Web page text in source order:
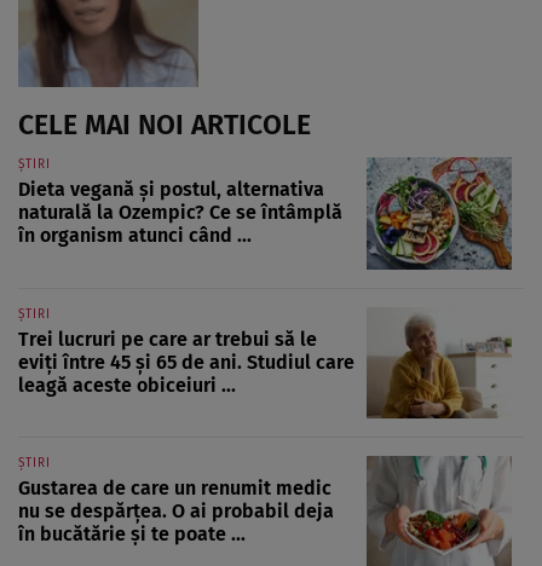
CELE MAI NOI ARTICOLE
ȘTIRI
Dieta vegană și postul, alternativa
naturală la Ozempic? Ce se întâmplă
în organism atunci când ...
ȘTIRI
Trei lucruri pe care ar trebui să le
eviți între 45 și 65 de ani. Studiul care
leagă aceste obiceiuri ...
ȘTIRI
Gustarea de care un renumit medic
nu se despărțea. O ai probabil deja
în bucătărie și te poate ...